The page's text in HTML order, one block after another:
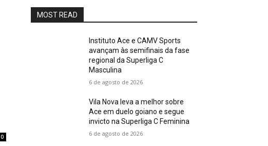
0
MOST READ
Instituto Ace e CAMV Sports
avançam às semifinais da fase
regional da Superliga C
Masculina
6 de agosto de 2026
Vila Nova leva a melhor sobre
Ace em duelo goiano e segue
invicto na Superliga C Feminina
6 de agosto de 2026